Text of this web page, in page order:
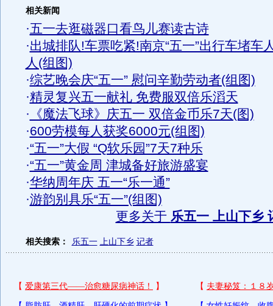
相关新闻
·五一去逛磁器口看鸟儿赛读古诗
·出城排队!车票吃紧!南京“五一”出行车堵车
人(组图)
·综艺晚会庆“五一” 慰问辛勤劳动者(组图)
·精灵复兴五一献礼 免费服双倍乐滔天
· 《魔法飞球》庆五一 双倍金币乐7天(图)
·600劳模每人获奖6000元(组图)
·“五一”大假 “Q软乐园”7天7种乐
·“五一”黄金周 津城备好旅游盛宴
·华纳周年庆 五一“乐一通”
·游韵别具乐“五一”(组图)
更多关于 乐五一 上山下乡
相关搜索： 乐五一 上山下乡 记者